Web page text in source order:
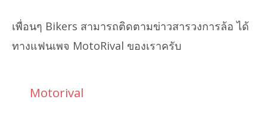
เพื่อนๆ Bikers สามารถติดตามข่าวสารวงการล้อ ได้
ทางแฟนเพจ MotoRival ของเราครับ
Motorival